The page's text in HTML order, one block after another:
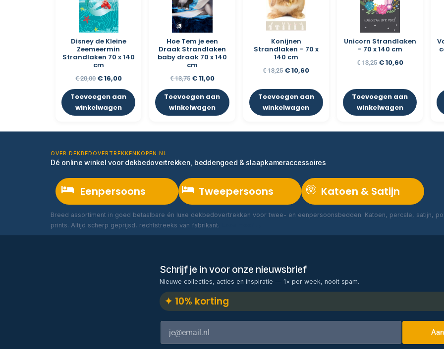
Disney de Kleine
Zeemeermin
Strandlaken 70 x 140
cm
€20,00 €16,00
Toevoegen aan
winkelwagen
Hoe Tem je een
Draak Strandlaken
baby draak 70 x 140
cm
€13,75 €11,00
Toevoegen aan
winkelwagen
Konijnen
Strandlaken – 70 x
140 cm
€13,25 €10,60
Toevoegen aan
winkelwagen
Unicorn Strandlaken
– 70 x 140 cm
€13,25 €10,60
Toevoegen aan
winkelwagen
OVER DEKBEDOVERTREKKENKOPEN.NL
Dé online winkel voor dekbedovertrekken, beddengoed & slaapkameraccessoires
Eenpersoons Tweepersoons Katoen & Satijn
Breed assortiment in goed betaalbare én luxe dekbedovertrekken voor twee- en eenpersoonsbedden. Katoen, percale, satijn,
prints. Altijd scherp geprijsd, rechtstreeks van fabrikant.
Schrijf je in voor onze nieuwsbrief
Nieuwe collecties, acties en inspiratie — 1× per week, nooit spam.
✦ 10% korting